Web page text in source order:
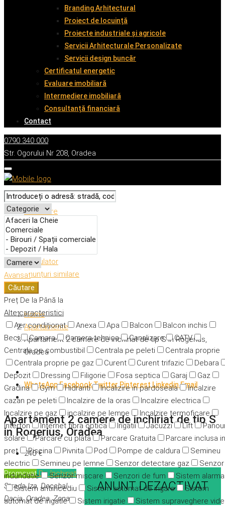
Branding Arhitectural
Proiect de locuință
Proiecte industriale și agricole
Servicii Arhitecturale Personalizate
Servicii design buncăr
Certificatul energetic
Evaluare imobiliară
Intermediere imobiliară
Consultanță financiară
Contact
0790 340 000
Str. Ogorului Nr 208, Oradea
Avansat
Căutare
Preț De la Până la
Alte caracteristici
Aer condiționat
Anexa Apa Balcon
Balcon inchis
Beci
Camara Camera tehnica Canalizare
CATV
Centrala pe combustibil
Centrala pe peleti
Centrala proprie
Centrala proprie pe gaz
Curent Curent trifazic
Debara
Depozit
Dressing Filigorie Fosa septica Garaj
Gaz
Gradina
Gym Hidranti Incalizire in pardoseala
Incalzire
cazan pe peleti
Incalzire de la oras
Incalzire electrica
Incalzire pe gaz
incalzire pe lemne
Incalzire termoficare
Interfon
Internet fibra optica Irigatii Jacuzzi Lift
solare
Parcare cu plata Parcare Gratuita
Parcare inclusa in
pret
Piscina Pivnita Pod Pompe de caldura
Semineu
electric
Semineu pe lemne Senzor detectare gaz
Senzor
indundatie
Senzor miscare Senzori de fum
Sistem alarma
Sistem antiincediu
Sistem automat de irigare
Sistem
automat de irigatie
Sistem irigatie
Sistem supraveghere
Descriere
Caracteristici
Adresă
Detalii
Calculator
Anunțuri similare
Home
Apartamente
Apartament 2 camere de inchiriat de tip S in Rogerius,
Oradea
WhatsAppFacebookTwitter Pinterest LinkedinEmail
Apartament 2 camere de inchiriat de tip S
in Rogerius, Oradea
240 €
PromovatDe închiriat
ANUNT DEZACTIVAT
Strada Iza, Decebal-
Dacia, Oradea, Zona